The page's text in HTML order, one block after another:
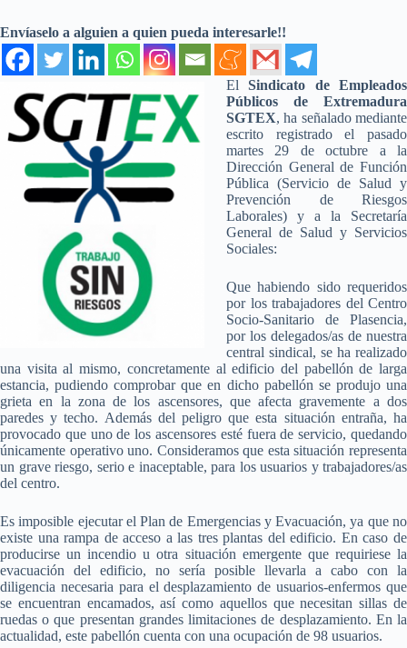
Envíaselo a alguien a quien pueda interesarle!!
ElSindicato de Empleados
Públicos de Extremadura
SGTEX, ha señalado mediante
escrito registrado el pasado
martes 29 de octubre a la
Dirección General de Función
Pública (Servicio de Salud y
Prevención de Riesgos
Laborales) y a la Secretaría
General de Salud y Servicios
Sociales:
Que habiendo sido requeridos
por los trabajadores del Centro
Socio-Sanitario de Plasencia,
por los delegados/as de nuestra
central sindical, se ha realizado
una visita al mismo, concretamente al edificio del pabellón de larga
estancia, pudiendo comprobar que en dicho pabellón se produjo una
grieta en la zona de los ascensores, que afecta gravemente a dos
paredes y techo. Además del peligro que esta situación entraña, ha
provocado que uno de los ascensores esté fuera de servicio, quedando
únicamente operativo uno. Consideramos que esta situación representa
un grave riesgo, serio e inaceptable, para los usuarios y trabajadores/as
del centro.
Es imposible ejecutar el Plan de Emergencias y Evacuación, ya que no
existe una rampa de acceso a las tres plantas del edificio. En caso de
producirse un incendio u otra situación emergente que requiriese la
evacuación del edificio, no sería posible llevarla a cabo con la
diligencia necesaria para el desplazamiento de usuarios-enfermos que
se encuentran encamados, así como aquellos que necesitan sillas de
ruedas o que presentan grandes limitaciones de desplazamiento. En la
actualidad, este pabellón cuenta con una ocupación de 98 usuarios.